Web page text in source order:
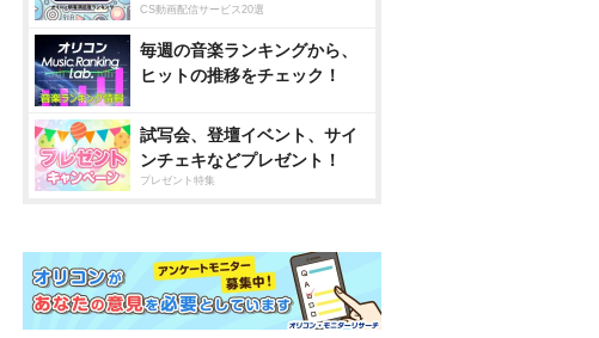
CS動画配信サービス20選
毎週の音楽ランキングから、
ヒットの推移をチェック！
試写会、登壇イベント、サイ
ンチェキなどプレゼント！
プレゼント特集